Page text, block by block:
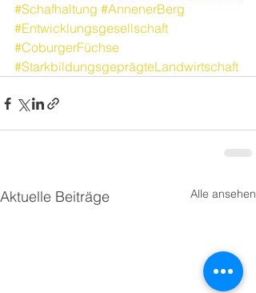
#Schafhaltung #AnnenerBerg
#Entwicklungsgesellschaft
#CoburgerFüchse
#StarkbildungsgeprägteLandwirtschaft
Aktuelle Beiträge Alle ansehen